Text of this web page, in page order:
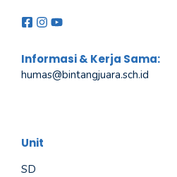
Informasi & Kerja Sama:
humas@bintangjuara.sch.id
Unit
SD